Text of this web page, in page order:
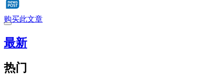
购买此文章
最新
热门